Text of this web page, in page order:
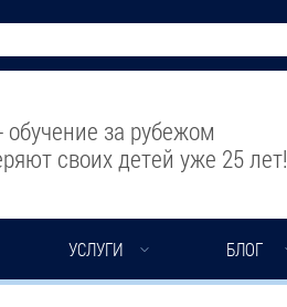
обучение за рубежом
своих детей уже 25 лет!
УСЛУГИ БЛОГ